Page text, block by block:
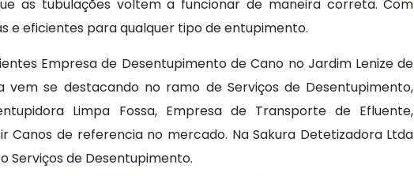
as tubulações voltem a funcionar de maneira correta. Com
e eficientes para qualquer tipo de entupimento.
Empresa de Desentupimento de Cano no Jardim Lenize de
vem se destacando no ramo de Serviços de Desentupimento,
Limpa Fossa, Empresa de Transporte de Efluente,
Canos de referencia no mercado. Na Sakura Detetizadora Ltda
de Desentupimento.